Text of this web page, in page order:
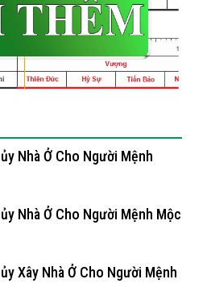
Nhà Ở Cho Người Mệnh
Nhà Ở Cho Người Mệnh Mộc
Xây Nhà Ở Cho Người Mệnh